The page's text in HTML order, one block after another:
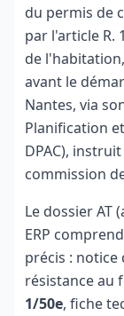
du permis de
par l'article R.
de
avant le
Nantes, via
Planification
DPAC),
commission
Le dossier AT
ERP
précis :
résistance au
1/50e, fiche